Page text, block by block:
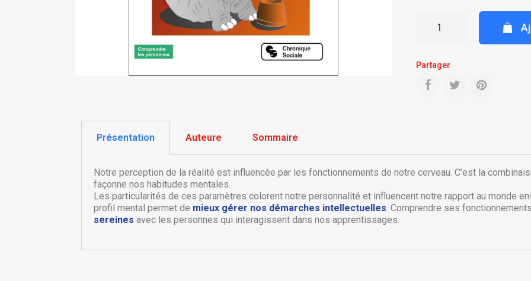
Créer une liste d'envies
Partager
Présentation Auteure Sommaire
Notre perception de la réalité est influencée par les fonctionnements de notre cerveau. C’est la
façonne nos habitudes mentales.
Les particularités de ces paramètres colorent notre personnalité et influencent notre rapport au monde
profil mental permet de mieux gérer nos démarches intellectuelles. Comprendre ses
sereines avec les personnes qui interagissent dans nos apprentissages.